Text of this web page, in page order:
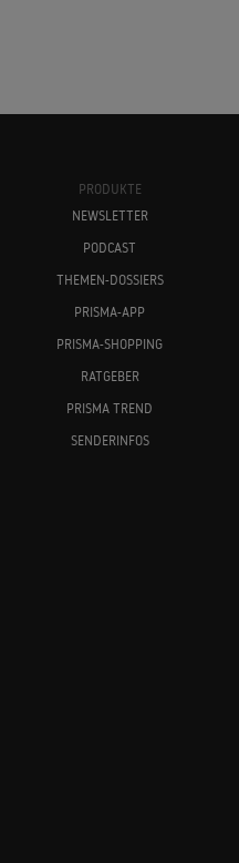
PRODUKTE
NEWSLETTER
PODCAST
THEMEN-DOSSIERS
PRISMA-APP
PRISMA-SHOPPING
RATGEBER
PRISMA TREND
SENDERINFOS